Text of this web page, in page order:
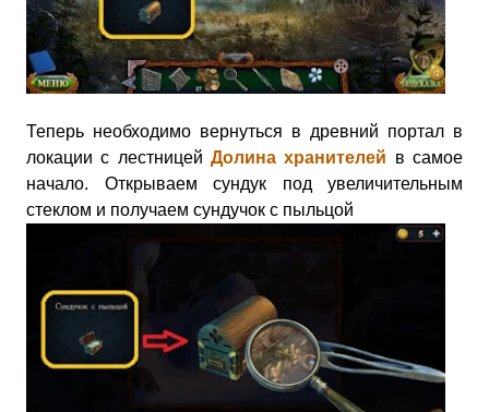
Теперь необходимо вернуться в древний портал в
локации с лестницей Долина хранителей в самое
начало. Открываем сундук под увеличительным
стеклом и получаем сундучок с пыльцой